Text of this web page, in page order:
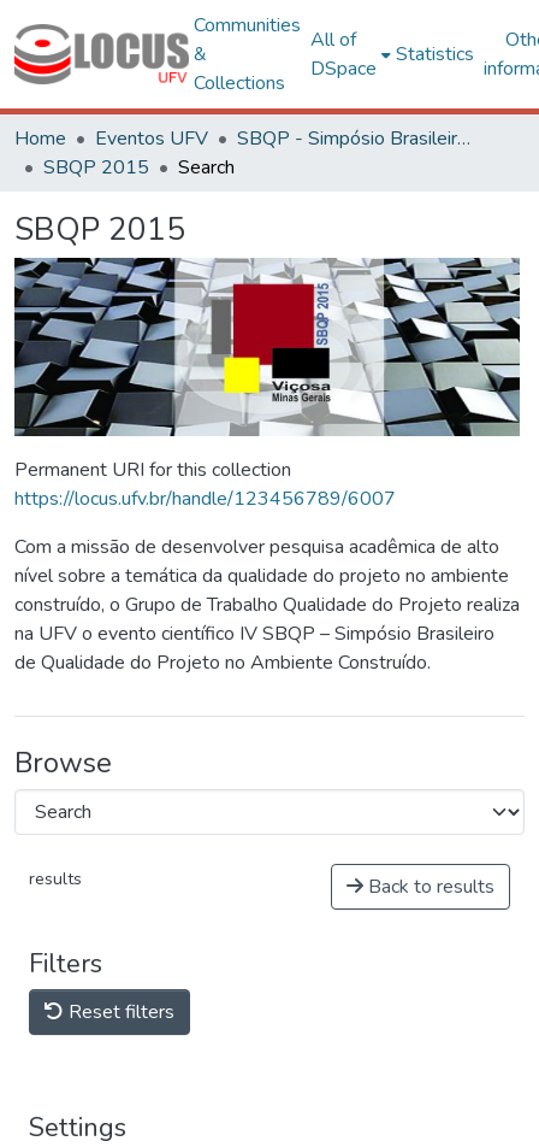
Communities
&
Collections
All of
DSpace
Statistics
Home Eventos UFV
SBQP - Simpósio Brasileiro de Qualidade do Projeto no Ambiente Construído
SBQP 2015
Search
SBQP 2015
Permanent URI for this collection
https://locus.ufv.br/handle/123456789/6007
Com a missão de desenvolver pesquisa acadêmica de alto
nível sobre a temática da qualidade do projeto no ambiente
construído, o Grupo de Trabalho Qualidade do Projeto realiza
na UFV o evento científico IV SBQP – Simpósio Brasileiro
de Qualidade do Projeto no Ambiente Construído.
Browse
results Back to results
Filters
Reset filters
Settings